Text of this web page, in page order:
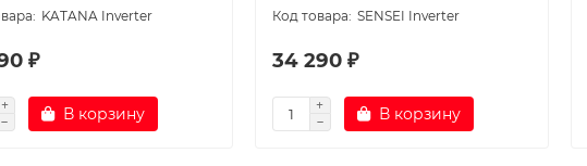
KATANA Inverter
₽
В корзину
SENSEI Inverter
34 290 ₽
В корзину